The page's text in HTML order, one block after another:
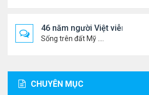
46 năm người Việt viễn xứ
Sống trên đất Mỹ ....
CHUYÊN MỤC